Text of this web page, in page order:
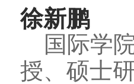
徐新鹏
国际学
授、硕士